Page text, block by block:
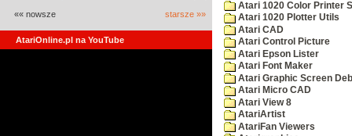
«« nowsze starsze »»
AtariOnline.pl na YouTube
Atari 1020 Color Printer
Atari 1020 Plotter Utils
Atari CAD
Atari Control Picture
Atari Epson Lister
Atari Font Maker
Atari Graphic Screen
Atari Micro CAD
Atari View 8
AtariArtist
AtariFan Viewers